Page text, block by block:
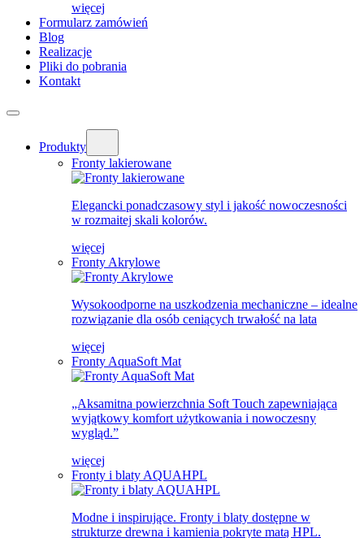
więcej
Formularz zamówień
Blog
Realizacje
Pliki do pobrania
Kontakt
Produkty
Fronty lakierowane
Elegancki ponadczasowy styl i jakość nowoczesności
w rozmaitej skali kolorów.
więcej
Fronty Akrylowe
Wysokoodporne na uszkodzenia mechaniczne – idealne
rozwiązanie dla osób ceniących trwałość na lata
więcej
Fronty AquaSoft Mat
„Aksamitna powierzchnia Soft Touch zapewniająca
wyjątkowy komfort użytkowania i nowoczesny
wygląd.”
więcej
Fronty i blaty AQUAHPL
Modne i inspirujące. Fronty i blaty dostępne w
strukturze drewna i kamienia pokryte matą HPL.